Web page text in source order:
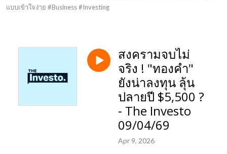
แบบเข้าใจง่าย #Business #Investing
สงครามจบไม่
จริง ! "ทองคำ"
ยังน่าลงทุน ลุ้น
ปลายปี $5,500 ?
- The Investo
09/04/69
Apr 9, 2026